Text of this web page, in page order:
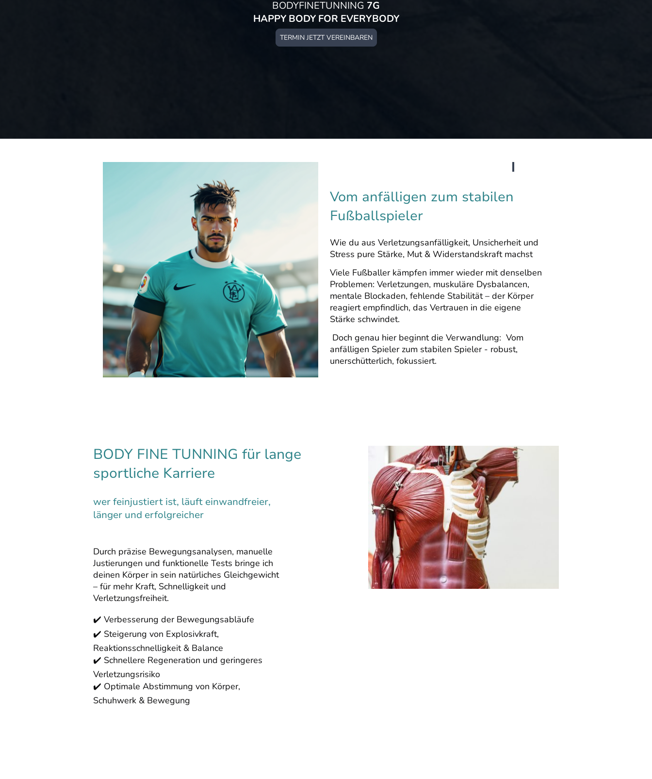
BODYFINETUNNING 7G
HAPPY BODY FOR EVERYBODY
TERMIN JETZT VEREINBAREN
Vom anfälligen zum stabilen
Fußballspieler
Wie du aus Verletzungsanfälligkeit, Unsicherheit und
Stress pure Stärke, Mut & Widerstandskraft machst
Viele Fußballer kämpfen immer wieder mit denselben
Problemen: Verletzungen, muskuläre Dysbalancen,
mentale Blockaden, fehlende Stabilität – der Körper
reagiert empfindlich, das Vertrauen in die eigene
Stärke schwindet.
Doch genau hier beginnt die Verwandlung: Vom
anfälligen Spieler zum stabilen Spieler - robust,
unerschütterlich, fokussiert.
BODY FINE TUNNING für lange
sportliche Karriere
wer feinjustiert ist, läuft einwandfreier,
länger und erfolgreicher
Durch präzise Bewegungsanalysen, manuelle
Justierungen und funktionelle Tests bringe ich
deinen Körper in sein natürliches Gleichgewicht
– für mehr Kraft, Schnelligkeit und
Verletzungsfreiheit.
✔️ Verbesserung der Bewegungsabläufe
✔️ Steigerung von Explosivkraft,
Reaktionsschnelligkeit & Balance
✔️ Schnellere Regeneration und geringeres
Verletzungsrisiko
✔️ Optimale Abstimmung von Körper,
Schuhwerk & Bewegung